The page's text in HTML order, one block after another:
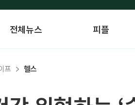
전체뉴스 피플
프 헬스